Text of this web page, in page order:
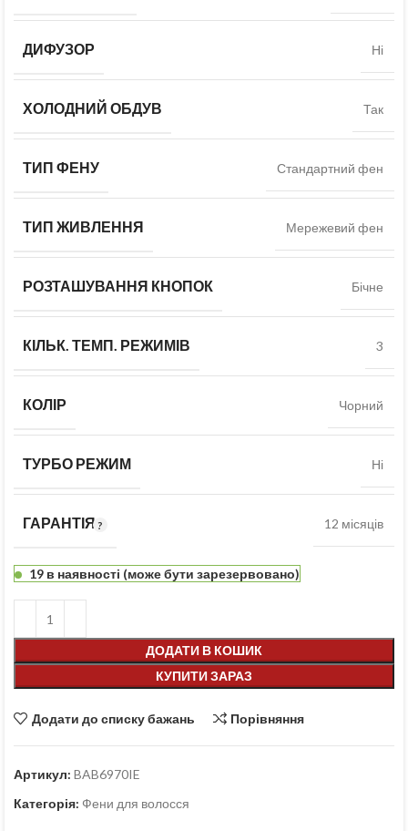
ДИФУЗОР Ні
ХОЛОДНИЙ ОБДУВ Так
ТИП ФЕНУ Стандартний фен
ТИП ЖИВЛЕННЯ Мережевий фен
РОЗТАШУВАННЯ КНОПОК Бічне
КІЛЬК. ТЕМП. РЕЖИМІВ 3
КОЛІР Чорний
ТУРБО РЕЖИМ Ні
ГАРАНТІЯ 12 місяців
19 в наявності (може бути зарезервовано)
ДОДАТИ В КОШИК
КУПИТИ ЗАРАЗ
Додати до списку бажань Порівняння
Артикул: BAB6970IE
Категорія: Фени для волосся